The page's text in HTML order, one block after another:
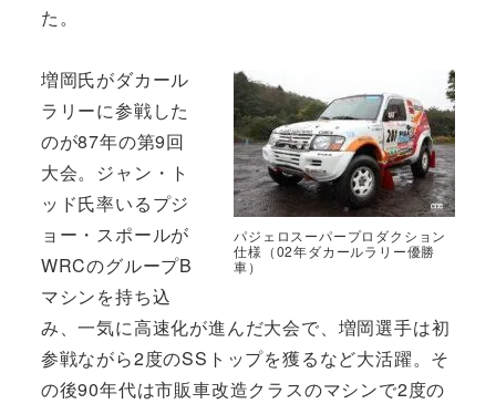
た。
パジェロスーパープロダクション
仕様（02年ダカールラリー優勝
車）
増岡氏がダカール
ラリーに参戦した
のが87年の第9回
大会。ジャン・ト
ッド氏率いるプジ
ョー・スポールが
WRCのグループB
マシンを持ち込
み、一気に高速化が進んだ大会で、増岡選手は初
参戦ながら2度のSSトップを獲るなど大活躍。そ
の後90年代は市販車改造クラスのマシンで2度の